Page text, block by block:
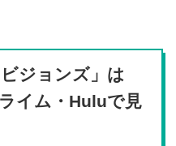
ジョンズ」は
イム・Huluで見